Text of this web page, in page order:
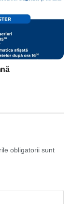
obligatorii sunt